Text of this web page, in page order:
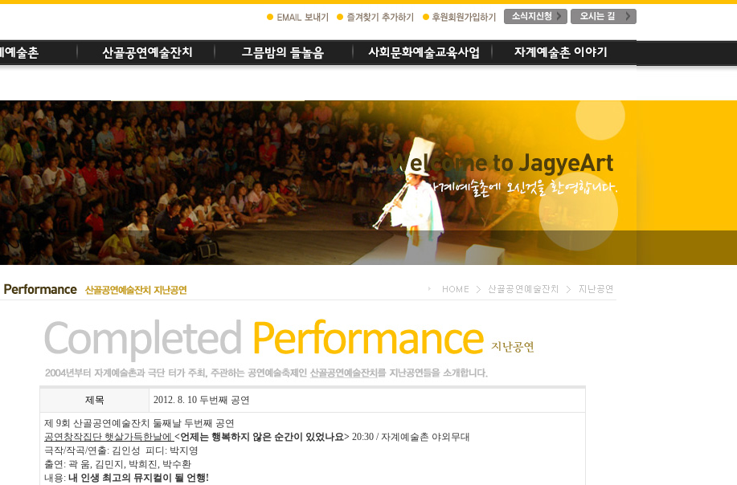
제목 2012. 8. 10 두번째 공연
제 9회 산골공연예술잔치 둘째날 두번째 공연
공연창작집단 햇살가득한날에 <언제는 행복하지 않은 순간이 있었나요> 20:30 / 자계예술촌 야외무대
극작/작곡/연출: 김인성 피디: 박지영
출연: 곽 움, 김민지, 박희진, 박수환
내용: 내 인생 최고의 뮤지컬이 될 언행!